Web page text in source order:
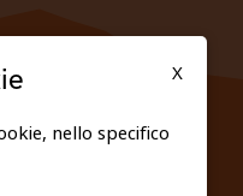
X
nello specifico